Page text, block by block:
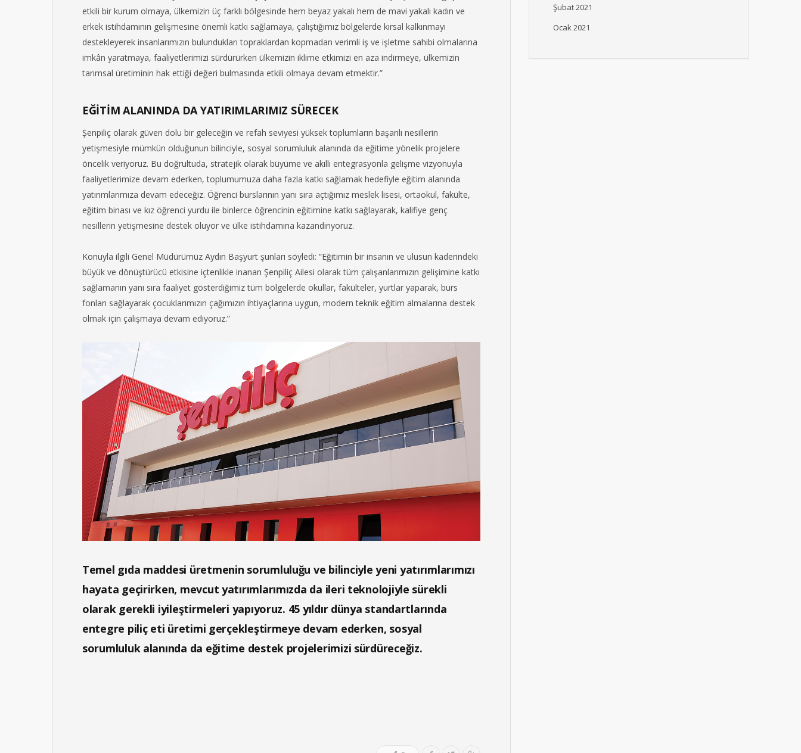
etkili bir kurum olmaya, ülkemizin üç farklı bölgesinde hem beyaz yakalı hem de mavi yakalı kadın ve
erkek istihdamının gelişmesine önemli katkı sağlamaya, çalıştığımız bölgelerde kırsal kalkınmayı
destekleyerek insanlarımızın bulundukları topraklardan kopmadan verimli iş ve işletme sahibi olmalarına
imkân yaratmaya, faaliyetlerimizi sürdürürken ülkemizin iklime etkimizi en aza indirmeye, ülkemizin
tarımsal üretiminin hak ettiği değeri bulmasında etkili olmaya devam etmektir.”
EĞİTİM ALANINDA DA YATIRIMLARIMIZ SÜRECEK
Şenpiliç olarak güven dolu bir geleceğin ve refah seviyesi yüksek toplumların başarılı nesillerin
yetişmesiyle mümkün olduğunun bilinciyle, sosyal sorumluluk alanında da eğitime yönelik projelere
öncelik veriyoruz. Bu doğrultuda, stratejik olarak büyüme ve akıllı entegrasyonla gelişme vizyonuyla
faaliyetlerimize devam ederken, toplumumuza daha fazla katkı sağlamak hedefiyle eğitim alanında
yatırımlarımıza devam edeceğiz. Öğrenci burslarının yanı sıra açtığımız meslek lisesi, ortaokul, fakülte,
eğitim binası ve kız öğrenci yurdu ile binlerce öğrencinin eğitimine katkı sağlayarak, kalifiye genç
nesillerin yetişmesine destek oluyor ve ülke istihdamına kazandırıyoruz.
Konuyla ilgili Genel Müdürümüz Aydın Başyurt şunları söyledi: “Eğitimin bir insanın ve ulusun kaderindeki
büyük ve dönüştürücü etkisine içtenlikle inanan Şenpiliç Ailesi olarak tüm çalışanlarımızın gelişimine katkı
sağlamanın yanı sıra faaliyet gösterdiğimiz tüm bölgelerde okullar, fakülteler, yurtlar yaparak, burs
fonları sağlayarak çocuklarımızın çağımızın ihtiyaçlarına uygun, modern teknik eğitim almalarına destek
olmak için çalışmaya devam ediyoruz.”
Temel gıda maddesi üretmenin sorumluluğu ve bilinciyle yeni yatırımlarımızı
hayata geçirirken, mevcut yatırımlarımızda da ileri teknolojiyle sürekli
olarak gerekli iyileştirmeleri yapıyoruz. 45 yıldır dünya standartlarında
entegre piliç eti üretimi gerçekleştirmeye devam ederken, sosyal
sorumluluk alanında da eğitime destek projelerimizi sürdüreceğiz.
Şubat 2021
Ocak 2021